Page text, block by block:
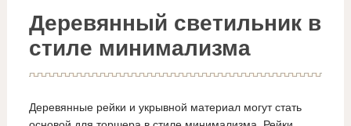
Деревянный светильник в
стиле минимализма
Деревянные рейки и укрывной материал могут стать